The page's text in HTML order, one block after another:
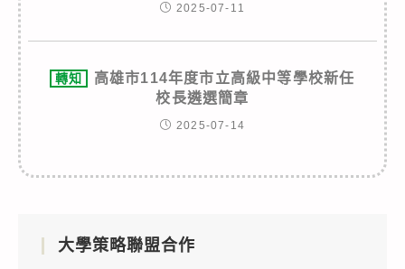
2025-07-11
轉知
高雄市114年度市立高級中等學校新任
校長遴選簡章
2025-07-14
大學策略聯盟合作